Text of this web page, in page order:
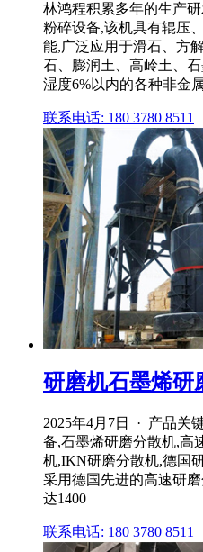
林鸿程积累多年的生产
粉碎设备,该机具有辊压
能,广泛应用于滑石、方
石、膨润土、高岭土、
湿度6%以内的各种非金
联系电话: 180 3780 8511
研磨机石墨烯研
2025年4月7日 · 产品关
备,石墨烯研磨分散机,高
机,IKN研磨分散机,德国
采用德国先进的高速研
达1400
联系电话: 180 3780 8511